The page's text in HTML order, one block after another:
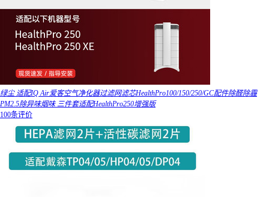
绿尘 适配IQ Air爱客空气净化器过滤网滤芯HealthPro100/150/250/GC配件除醛除霾
PM2.5除异味烟味 三件套适配HealthPro250增强版
100条评价